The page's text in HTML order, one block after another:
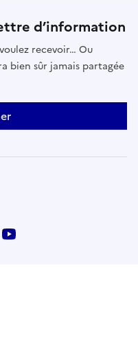
d’information
recevoir… Ou
bien sûr jamais partagée